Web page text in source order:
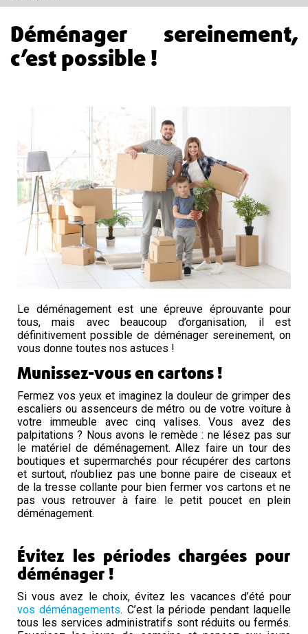
Déménager sereinement,
c’est possible !
Le déménagement est une épreuve éprouvante pour
tous, mais avec beaucoup d’organisation, il est
définitivement possible de déménager sereinement, on
vous donne toutes nos astuces !
Munissez-vous en cartons !
Fermez vos yeux et imaginez la douleur de grimper des
escaliers ou assenceurs de métro ou de votre voiture à
votre immeuble avec cinq valises. Vous avez des
palpitations ? Nous avons le remède : ne lésez pas sur
le matériel de déménagement. Allez faire un tour des
boutiques et supermarchés pour récupérer des cartons
et surtout, n’oubliez pas une bonne paire de ciseaux et
de la tresse collante pour bien fermer vos cartons et ne
pas vous retrouver à faire le petit poucet en plein
déménagement.
Évitez les périodes chargées pour
déménager !
Si vous avez le choix, évitez les vacances d’été pour
vos déménagements. C’est la période pendant laquelle
tous les services administratifs sont réduits ou fermés.